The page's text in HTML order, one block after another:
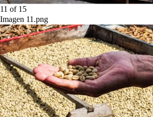
11 of 15
Imagen 11.png